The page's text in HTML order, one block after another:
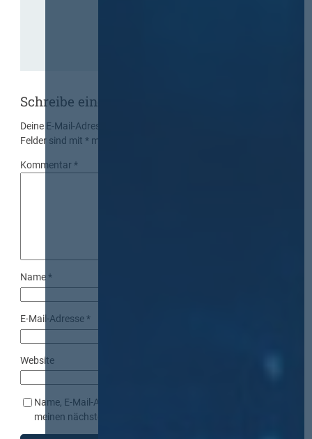
Schreibe einen Kommentar
Deine E-Mail-Adresse wird nicht veröffentlicht.
Felder sind mit* markiert
Kommentar*
Name*
E-Mail-Adresse*
Website
Name, E-Mail-Adresse und Website in diesem Browser für
meinen nächsten Kommentar speichern.